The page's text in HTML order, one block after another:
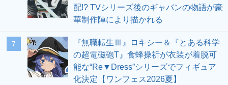
配!? TVシリーズ後のギャバンの物語が豪
華制作陣により描かれる
7
『無職転生Ⅲ』ロキシー＆『とある科学
の超電磁砲T』食蜂操祈が衣装が着脱可
能な“Re▼Dress”シリーズでフィギュア
化決定【ワンフェス2026夏】